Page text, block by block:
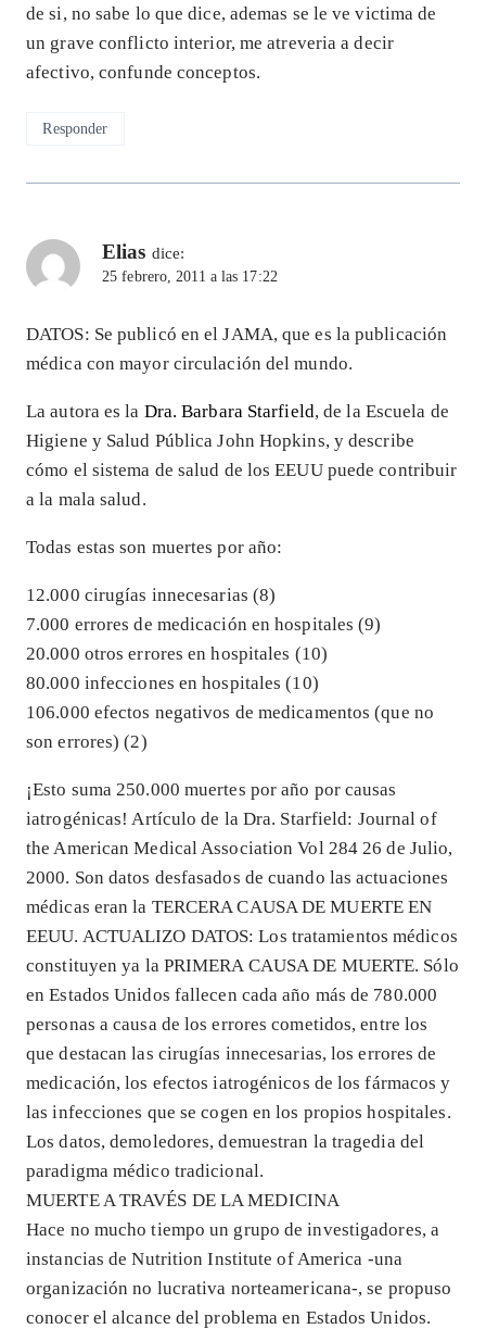
de si, no sabe lo que dice, ademas se le ve victima de
un grave conflicto interior, me atreveria a decir
afectivo, confunde conceptos.
Responder
Elias dice:
25 febrero, 2011 a las 17:22
DATOS: Se publicó en el JAMA, que es la publicación
médica con mayor circulación del mundo.
La autora es la Dra. Barbara Starfield, de la Escuela de
Higiene y Salud Pública John Hopkins, y describe
cómo el sistema de salud de los EEUU puede contribuir
a la mala salud.
Todas estas son muertes por año:
12.000 cirugías innecesarias (8)
7.000 errores de medicación en hospitales (9)
20.000 otros errores en hospitales (10)
80.000 infecciones en hospitales (10)
106.000 efectos negativos de medicamentos (que no
son errores) (2)
¡Esto suma 250.000 muertes por año por causas
iatrogénicas! Artículo de la Dra. Starfield: Journal of
the American Medical Association Vol 284 26 de Julio,
2000. Son datos desfasados de cuando las actuaciones
médicas eran la TERCERA CAUSA DE MUERTE EN
EEUU. ACTUALIZO DATOS: Los tratamientos médicos
constituyen ya la PRIMERA CAUSA DE MUERTE. Sólo
en Estados Unidos fallecen cada año más de 780.000
personas a causa de los errores cometidos, entre los
que destacan las cirugías innecesarias, los errores de
medicación, los efectos iatrogénicos de los fármacos y
las infecciones que se cogen en los propios hospitales.
Los datos, demoledores, demuestran la tragedia del
paradigma médico tradicional.
MUERTE A TRAVÉS DE LA MEDICINA
Hace no mucho tiempo un grupo de investigadores, a
instancias de Nutrition Institute of America -una
organización no lucrativa norteamericana-, se propuso
conocer el alcance del problema en Estados Unidos.